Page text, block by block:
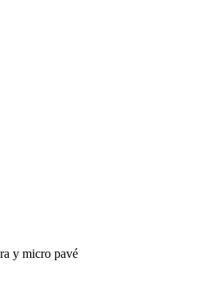
y micro pavé